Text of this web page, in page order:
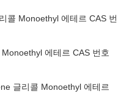
콜 Monoethyl 에테르 CAS 번
에테르 CAS 번호
글리콜 Monoethyl 에테르